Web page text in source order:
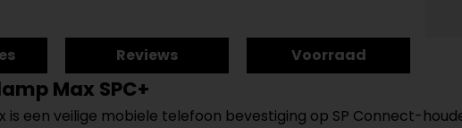
Reviews Voorraad
Max SPC+
is een veilige mobiele telefoon bevestiging op SP Connect-